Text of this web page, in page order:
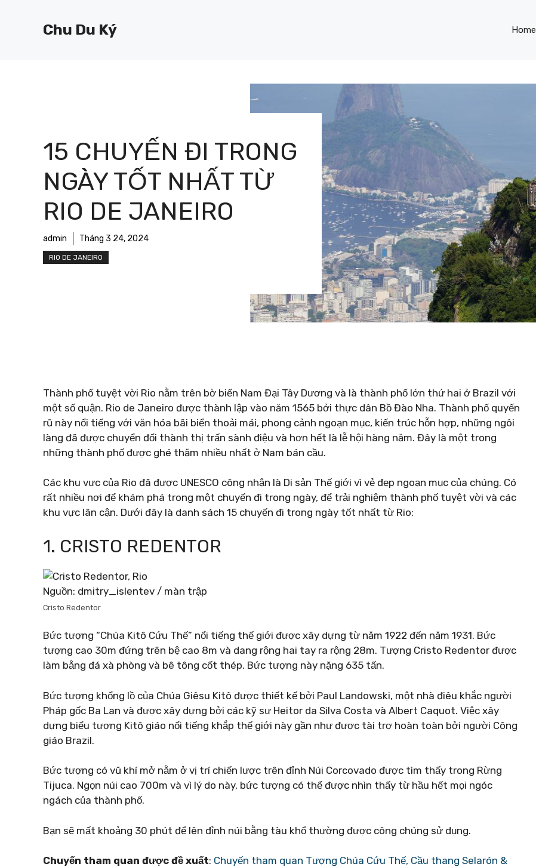
Chu Du Ký Home
15 CHUYẾN ĐI TRONG
NGÀY TỐT NHẤT TỪ ​​
RIO DE JANEIRO
admin Tháng 3 24, 2024
RIO DE JANEIRO
Thành phố tuyệt vời Rio nằm trên bờ biển Nam Đại Tây Dương và là thành phố lớn thứ hai ở Brazil với
một số quận. Rio de Janeiro được thành lập vào năm 1565 bởi thực dân Bồ Đào Nha. Thành phố quyến
rũ này nổi tiếng với văn hóa bãi biển thoải mái, phong cảnh ngoạn mục, kiến ​​trúc hỗn hợp, những ngôi
làng đã được chuyển đổi thành thị trấn sành điệu và hơn hết là lễ hội hàng năm. Đây là một trong
những thành phố được ghé thăm nhiều nhất ở Nam bán cầu.
Các khu vực của Rio đã được UNESCO công nhận là Di sản Thế giới vì vẻ đẹp ngoạn mục của chúng. Có
rất nhiều nơi để khám phá trong một chuyến đi trong ngày, để trải nghiệm thành phố tuyệt vời và các
khu vực lân cận. Dưới đây là danh sách 15 chuyến đi trong ngày tốt nhất từ ​​Rio:
1. CRISTO REDENTOR
Nguồn: dmitry_islentev / màn trập
Cristo Redentor
Bức tượng “Chúa Kitô Cứu Thế” nổi tiếng thế giới được xây dựng từ năm 1922 đến năm 1931. Bức
tượng cao 30m đứng trên bệ cao 8m và dang rộng hai tay ra rộng 28m. Tượng Cristo Redentor được
làm bằng đá xà phòng và bê tông cốt thép. Bức tượng này nặng 635 tấn.
Bức tượng khổng lồ của Chúa Giêsu Kitô được thiết kế bởi Paul Landowski, một nhà điêu khắc người
Pháp gốc Ba Lan và được xây dựng bởi các kỹ sư Heitor da Silva Costa và Albert Caquot. Việc xây
dựng biểu tượng Kitô giáo nổi tiếng khắp thế giới này gần như được tài trợ hoàn toàn bởi người Công
giáo Brazil.
Bức tượng có vũ khí mở nằm ở vị trí chiến lược trên đỉnh Núi Corcovado được tìm thấy trong Rừng
Tijuca. Ngọn núi cao 700m và vì lý do này, bức tượng có thể được nhìn thấy từ hầu hết mọi ngóc
ngách của thành phố.
Bạn sẽ mất khoảng 30 phút để lên đỉnh núi bằng tàu khổ thường được công chúng sử dụng.
Chuyến tham quan được đề xuất: Chuyến tham quan Tượng Chúa Cứu Thế, Cầu thang Selarón &